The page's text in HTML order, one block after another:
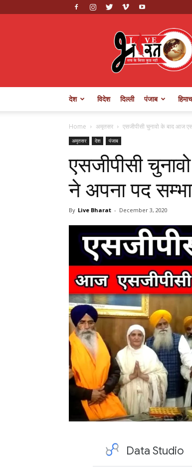
Live
Bharat
देश विदेश दिल्ली पंजाब
Home अमृतसर एसजीपीसी चुनावो के बाद आज
अमृतसर देश पंजाब
एसजीपीसी
ने अपना पद
By Live Bharat - December 3, 2020